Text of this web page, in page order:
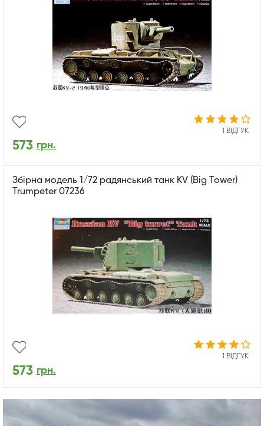
1 ВІДГУК
573 грн.
Збірна модель 1/72 радянський танк KV (Big Tower)
Trumpeter 07236
1 ВІДГУК
573 грн.